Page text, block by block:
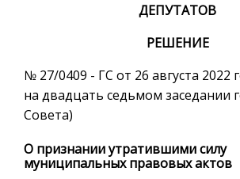
ДЕПУТАТОВ
РЕШЕНИЕ
№ 27/0409 - ГС от 26 августа 2022
на двадцать седьмом заседании
Совета)
О признании утратившими силу
муниципальных правовых актов